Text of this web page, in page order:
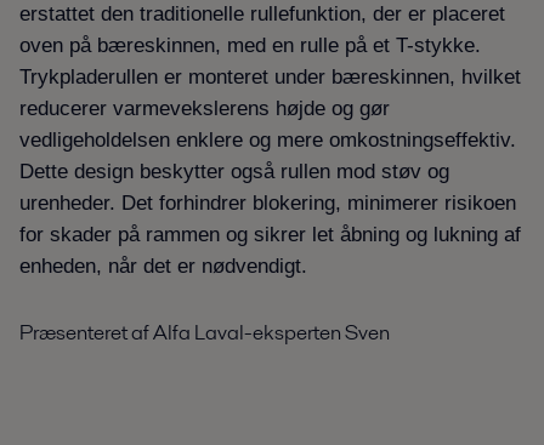
erstattet den traditionelle rullefunktion, der er placeret
oven på bæreskinnen, med en rulle på et T-stykke.
Trykpladerullen er monteret under bæreskinnen, hvilket
reducerer varmevekslerens højde og gør
vedligeholdelsen enklere og mere omkostningseffektiv.
Dette design beskytter også rullen mod støv og
urenheder. Det forhindrer blokering, minimerer risikoen
for skader på rammen og sikrer let åbning og lukning af
enheden, når det er nødvendigt.
Præsenteret af Alfa Laval-eksperten Sven